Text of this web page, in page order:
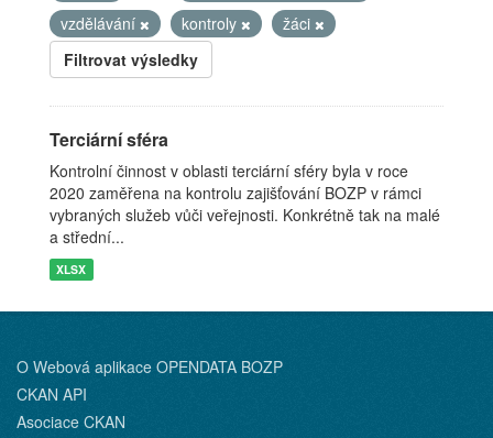
vzdělávání
kontroly
žáci
Filtrovat výsledky
Terciární sféra
Kontrolní činnost v oblasti terciární sféry byla v roce
2020 zaměřena na kontrolu zajišťování BOZP v rámci
vybraných služeb vůči veřejnosti. Konkrétně tak na malé
a střední...
XLSX
O Webová aplikace OPENDATA BOZP
CKAN API
Asociace CKAN